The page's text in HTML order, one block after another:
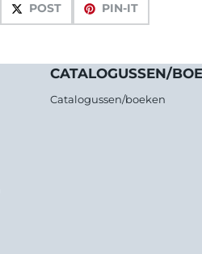
POST PIN-IT
CATALOGUSSEN/
Catalogussen/boeken